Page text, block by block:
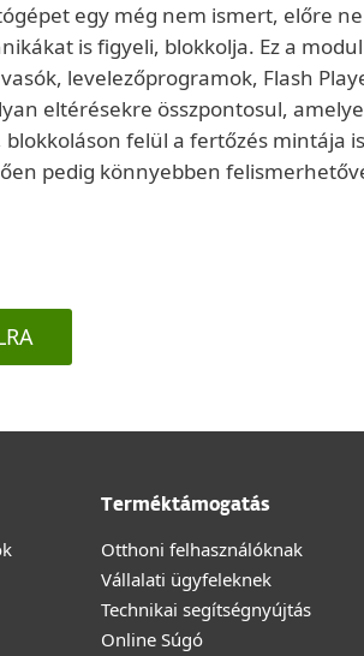
egy még nem ismert, előre
is figyeli, blokkolja. Ez a
levelezőprogramok, Flash
eltérésekre összpontosul,
felül a fertőzés mintája
pedig könnyebben
Terméktámogatás
Otthoni felhasználóknak
Vállalati ügyfeleknek
Technikai segítségnyújtás
Online Súgó